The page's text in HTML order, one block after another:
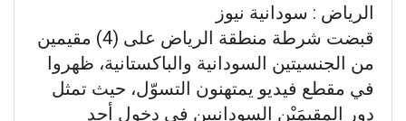
الرياض : سودانية نيوز
قبضت شرطة منطقة الرياض على (4) مقيمين
من الجنسيتين السودانية والباكستانية، ظهروا
في مقطع فيديو يمتهنون التسوّل، حيث تمثل
دور المقيمَيْن السودانيين في دخول أحد